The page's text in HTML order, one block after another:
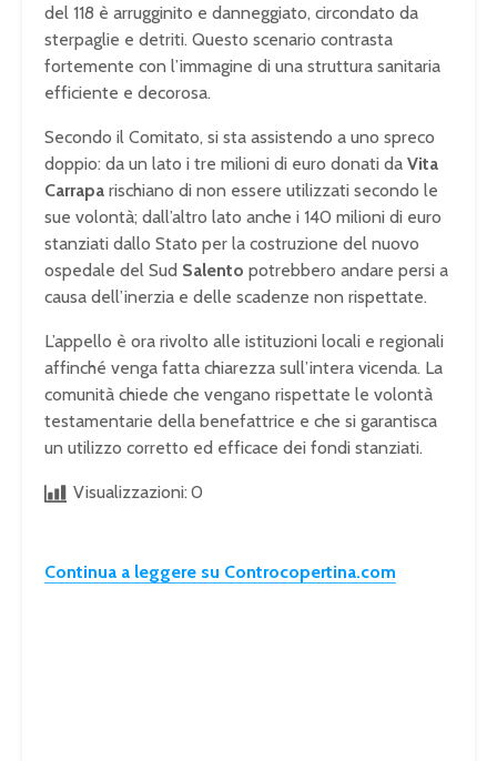
del 118 è arrugginito e danneggiato, circondato da
sterpaglie e detriti. Questo scenario contrasta
fortemente con l’immagine di una struttura sanitaria
efficiente e decorosa.
Secondo il Comitato, si sta assistendo a uno spreco
doppio: da un lato i tre milioni di euro donati da Vita
Carrapa rischiano di non essere utilizzati secondo le
sue volontà; dall’altro lato anche i 140 milioni di euro
stanziati dallo Stato per la costruzione del nuovo
ospedale del Sud Salento potrebbero andare persi a
causa dell’inerzia e delle scadenze non rispettate.
L’appello è ora rivolto alle istituzioni locali e regionali
affinché venga fatta chiarezza sull’intera vicenda. La
comunità chiede che vengano rispettate le volontà
testamentarie della benefattrice e che si garantisca
un utilizzo corretto ed efficace dei fondi stanziati.
Visualizzazioni: 0
Continua a leggere su Controcopertina.com